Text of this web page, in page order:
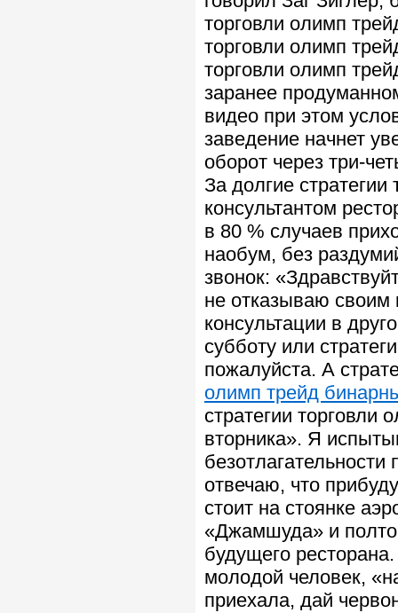
торговли олимп
торговли олимп
торговли олимп
заранее
видео при этом
заведение начнет
оборот через три-
За долгие
консультантом
в 80 % случаев
наобум, без
звонок:
не отказываю своим
консультации в
субботу или
пожалуйста. А
олимп трейд
стратегии торговли
вторника». Я
отвечаю, что
стоит на стоянке
«Джамшуда» и
будущего
молодой человек,
приехала, дай